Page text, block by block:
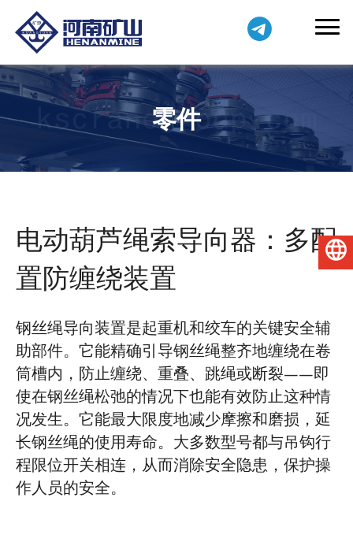
零件
电动葫芦绳索导向器：多配
置防缠绕装置
钢丝绳导向装置是起重机和绞车的关键安全辅
助部件。它能精确引导钢丝绳整齐地缠绕在卷
筒槽内，防止缠绕、重叠、跳绳或断裂——即
使在钢丝绳松弛的情况下也能有效防止这种情
况发生。它能最大限度地减少摩擦和磨损，延
长钢丝绳的使用寿命。大多数型号都与吊钩行
程限位开关相连，从而消除安全隐患，保护操
作人员的安全。
简体中文